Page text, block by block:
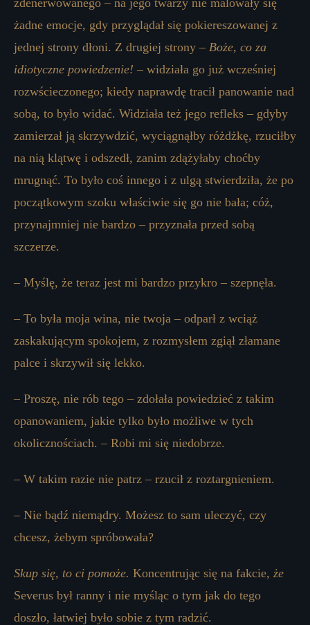
zdenerwowanego – na jego twarzy nie malowały się
żadne emocje, gdy przyglądał się pokiereszowanej z
jednej strony dłoni. Z drugiej strony – Boże, co za
idiotyczne powiedzenie! – widziała go już wcześniej
rozwścieczonego; kiedy naprawdę tracił panowanie nad
sobą, to było widać. Widziała też jego refleks – gdyby
zamierzał ją skrzywdzić, wyciągnąłby różdżkę, rzuciłby
na nią klątwę i odszedł, zanim zdążyłaby choćby
mrugnąć. To było coś innego i z ulgą stwierdziła, że ​​po
początkowym szoku właściwie się go nie bała; cóż,
przynajmniej nie bardzo – przyznała przed sobą
szczerze.
– Myślę, że teraz jest mi bardzo przykro – szepnęła.
– To była moja wina, nie twoja – odparł z wciąż
zaskakującym spokojem, z rozmysłem zgiął złamane
palce i skrzywił się lekko.
– Proszę, nie rób tego – zdołała powiedzieć z takim
opanowaniem, jakie tylko było możliwe w tych
okolicznościach. – Robi mi się niedobrze.
– W takim razie nie patrz – rzucił z roztargnieniem.
– Nie bądź niemądry. Możesz to sam uleczyć, czy
chcesz, żebym spróbowała?
Skup się, to ci pomoże. Koncentrując się na fakcie, że
Severus był ranny i nie myśląc o tym jak do tego
doszło, łatwiej było sobie z tym radzić.